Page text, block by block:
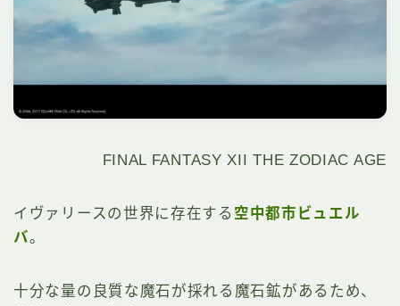
FINAL FANTASY XII THE ZODIAC AGE
イヴァリースの世界に存在する 空中都市ビュエル
バ。
十分な量の良質な魔石が採れる魔石鉱があるため、